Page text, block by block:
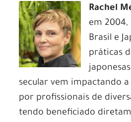
Rachel
em
Brasil e
práticas
secular vem impactando
por profissionais de
tendo beneficiado